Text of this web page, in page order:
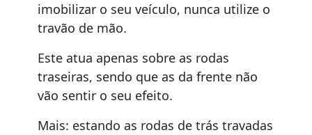
imobilizar o seu veículo, nunca utilize o
travão de mão.
Este atua apenas sobre as rodas
traseiras, sendo que as da frente não
vão sentir o seu efeito.
Mais: estando as rodas de trás travadas